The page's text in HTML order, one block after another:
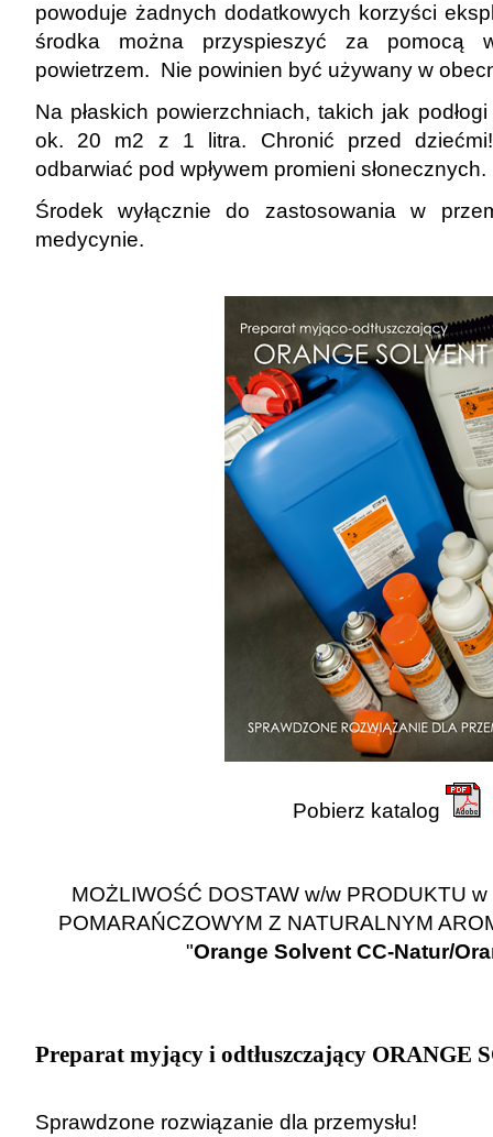
powoduje żadnych dodatkowych korzyści
środka można przyspieszyć za pomocą
powietrzem. Nie powinien być używany w
Na płaskich powierzchniach, takich jak
ok. 20 m2 z 1 litra. Chronić przed
odbarwiać pod wpływem promieni słonecznych.
Środek wyłącznie do zastosowania w
medycynie.
Pobierz katalog
MOŻLIWOŚĆ DOSTAW w/w PRODUKTU
POMARAŃCZOWYM Z NATURALNYM
"Orange Solvent CC-Natur/
Preparat myjący i odtłuszczający ORANGE
Sprawdzone rozwiązanie dla przemysłu!